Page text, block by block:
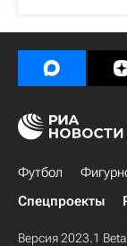
Футбол
Спецпроекты
Версия 2023.1 Beta